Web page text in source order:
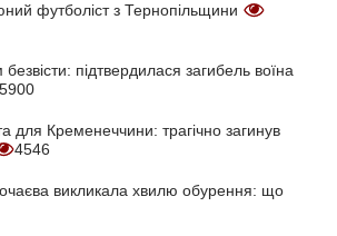
футболіст з Тернопільщини
підтвердилася загибель воїна
5900
для Кременеччини: трагічно загинув
4546
викликала хвилю обурення: що